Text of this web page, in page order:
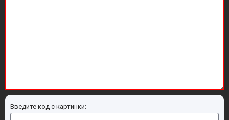
Введите код с картинки: